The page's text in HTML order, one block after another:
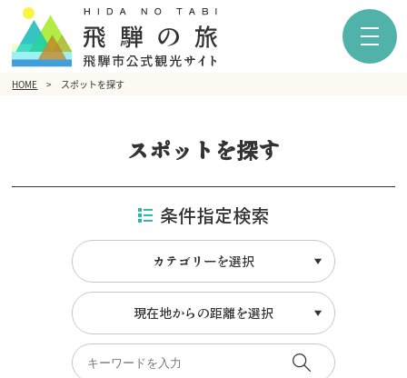
HOME スポットを探す
スポットを探す
条件指定検索
カテゴリーを選択
現在地からの距離を選択